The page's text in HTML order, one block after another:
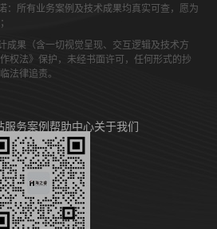
：所有业务案例及技术成果均真实可查，愿为
成果（含一切视觉呈现、交互逻辑及技术方
权法》保护，未经书面许可，任何形式的抄
法律追责。
服务案例帮助中心关于我们